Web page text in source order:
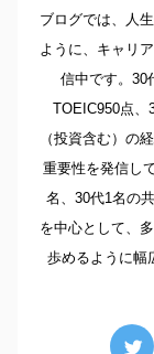
ブログでは、人
ように、キャリ
信中です。30
TOEIC950点、
（投資含む）の
重要性を発信し
名、30代1名の
を中心として、
歩めるように幅